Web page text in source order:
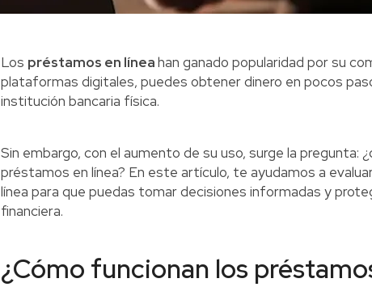
Los préstamos en líneahan ganado popularidad por su
plataformas digitales, puedes obtener dinero en pocos
institución bancaria física.
Sin embargo, con el aumento de su uso, surge la pregunta:
préstamos en línea? En este artículo, te ayudamos a
línea para que puedas tomar decisiones informadas y
financiera.
¿Cómo funcionan los